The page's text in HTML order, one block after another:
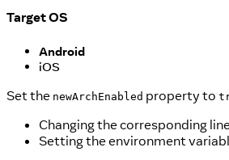
Target OS
Android
iOS
Set the newArchEnabled property to
Changing the corresponding
Setting the environment